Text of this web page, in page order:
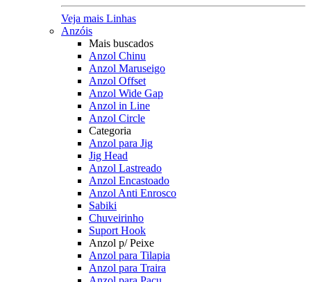
Veja mais Linhas
Anzóis
Mais buscados
Anzol Chinu
Anzol Maruseigo
Anzol Offset
Anzol Wide Gap
Anzol in Line
Anzol Circle
Categoria
Anzol para Jig
Jig Head
Anzol Lastreado
Anzol Encastoado
Anzol Anti Enrosco
Sabiki
Chuveirinho
Suport Hook
Anzol p/ Peixe
Anzol para Tilapia
Anzol para Traira